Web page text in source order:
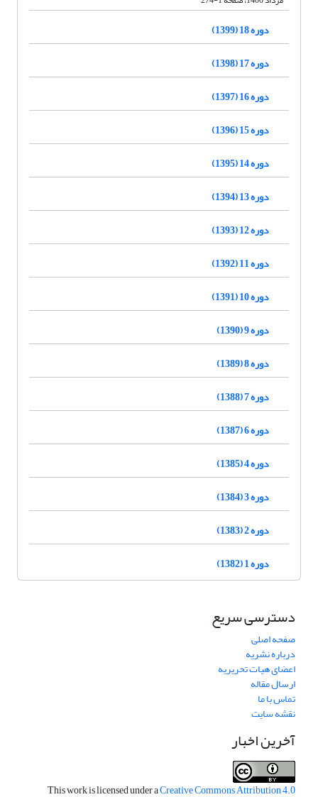
دوره 18 (1399)
دوره 17 (1398)
دوره 16 (1397)
دوره 15 (1396)
دوره 14 (1395)
دوره 13 (1394)
دوره 12 (1393)
دوره 11 (1392)
دوره 10 (1391)
دوره 9 (1390)
دوره 8 (1389)
دوره 7 (1388)
دوره 6 (1387)
دوره 4 (1385)
دوره 3 (1384)
دوره 2 (1383)
دوره 1 (1382)
دسترسی سریع
صفحه اصلی
درباره نشریه
اعضای هیات تحریریه
ارسال مقاله
تماس با ما
نقشه سایت
آخرین اخبار
This work is licensed under aCreative Commons Attribution 4.0